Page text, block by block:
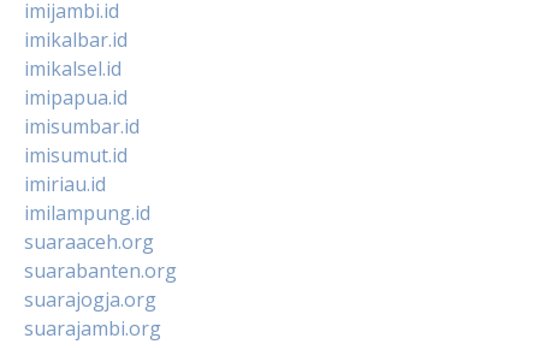
imijambi.id
imikalbar.id
imikalsel.id
imipapua.id
imisumbar.id
imisumut.id
imiriau.id
imilampung.id
suaraaceh.org
suarabanten.org
suarajogja.org
suarajambi.org